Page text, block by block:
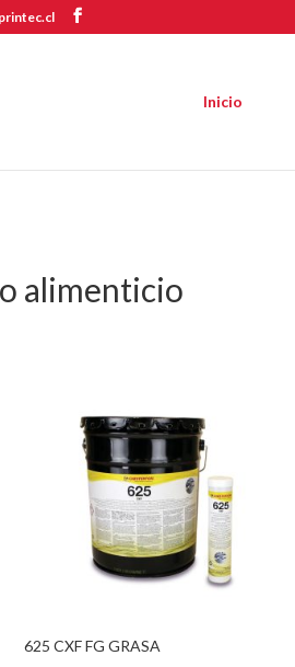
Inicio
alimenticio
625 CXF FG GRASA